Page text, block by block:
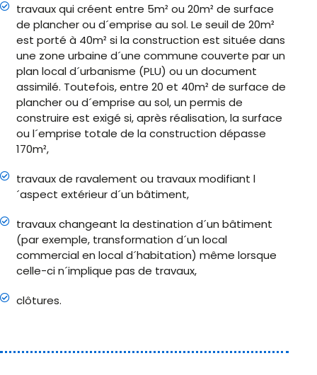
travaux qui créent entre 5m² ou 20m² de surface
de plancher ou d´emprise au sol. Le seuil de 20m²
est porté à 40m² si la construction est située dans
une zone urbaine d´une commune couverte par un
plan local d´urbanisme (PLU) ou un document
assimilé. Toutefois, entre 20 et 40m² de surface de
plancher ou d´emprise au sol, un permis de
construire est exigé si, après réalisation, la surface
ou l´emprise totale de la construction dépasse
170m²,
travaux de ravalement ou travaux modifiant l
´aspect extérieur d´un bâtiment,
travaux changeant la destination d´un bâtiment
(par exemple, transformation d´un local
commercial en local d´habitation) même lorsque
celle-ci n´implique pas de travaux,
clôtures.